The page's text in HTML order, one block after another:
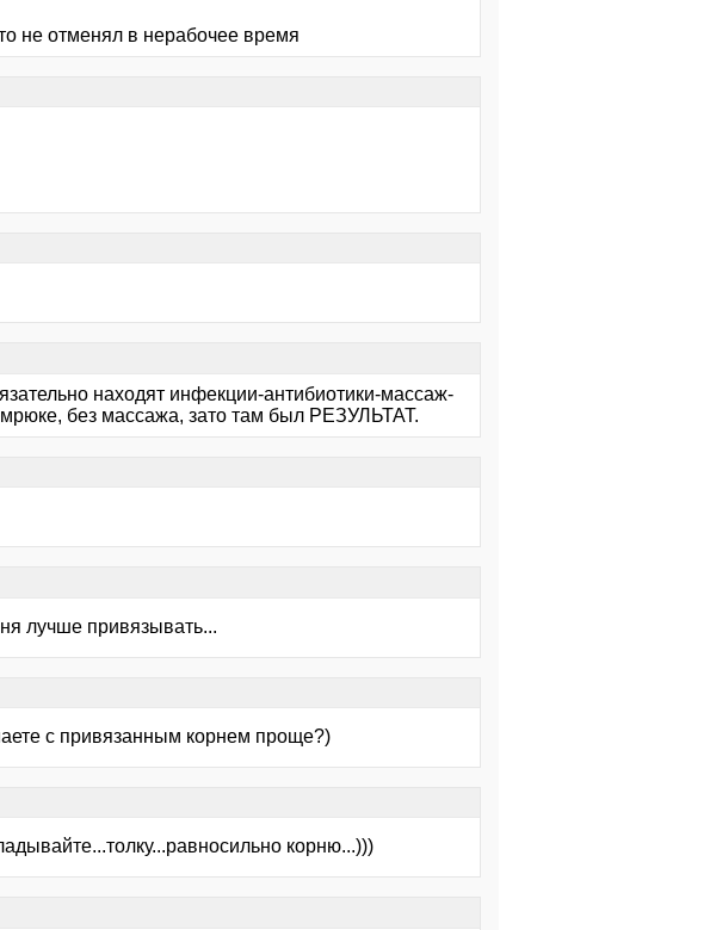
не отменял в нерабочее время
находят инфекции-антибиотики-массаж-
без массажа, зато там был РЕЗУЛЬТАТ.
лучше привязывать...
с привязанным корнем проще?)
корню...)))